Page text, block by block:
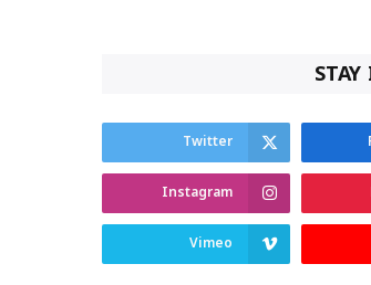
Twitter
Instagram
Vimeo